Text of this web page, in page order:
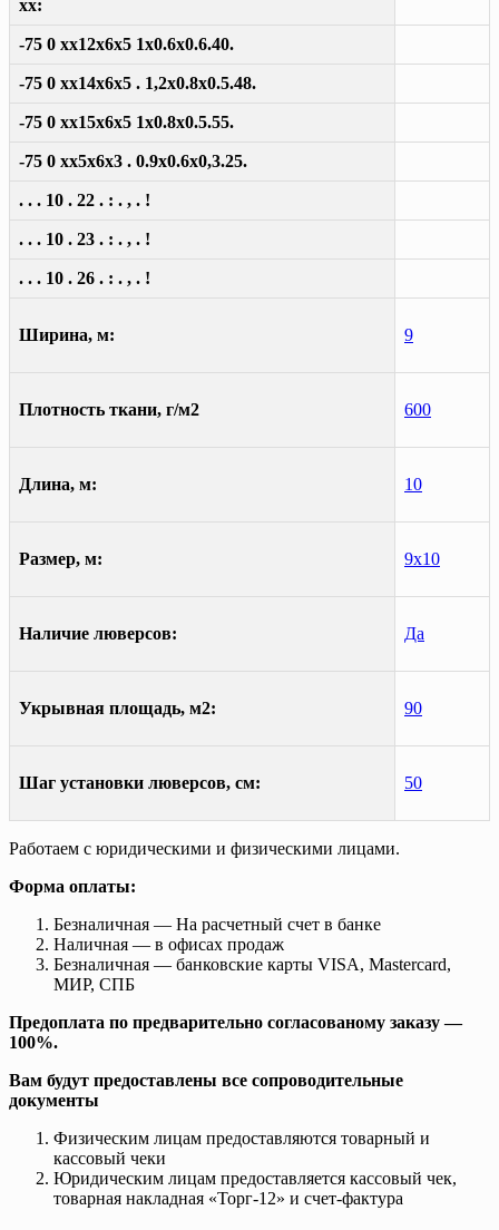
xx:
-75 0 xx12x6x5 1x0.6x0.6.40.
-75 0 xx14x6x5 . 1,2x0.8x0.5.48.
-75 0 xx15x6x5 1x0.8x0.5.55.
-75 0 xx5x6x3 . 0.9x0.6x0,3.25.
. . . 10 . 22 . : . , . !
. . . 10 . 23 . : . , . !
. . . 10 . 26 . : . , . !
Ширина, м: 9
Плотность ткани, г/м2 600
Длина, м: 10
Размер, м: 9х10
Наличие люверсов: Да
Укрывная площадь, м2: 90
Шаг установки люверсов, см: 50
Работаем с юридическими и физическими лицами.
Форма оплаты:
Безналичная — На расчетный счет в банке
Наличная — в офисах продаж
Безналичная — банковские карты VISA, Mastercard,
МИР, СПБ
Предоплата по предварительно согласованому заказу —
100%.
Вам будут предоставлены все сопроводительные
документы
Физическим лицам предоставляются товарный и
кассовый чеки
Юридическим лицам предоставляется кассовый чек,
товарная накладная «Торг-12» и счет-фактура